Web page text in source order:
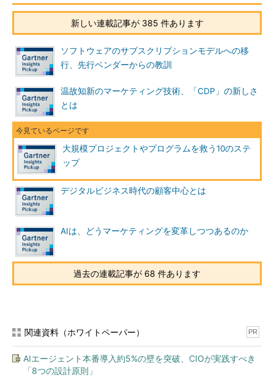
てメンテナンスされていなかった（根本原因）
ステップ5．リスクを評価する
これまで成果物の納品がなされていない場合、根本原因への対
処が行われていない恐れがある。このため、そのまま救済を試み
で新しい大きなリスクに直面する可能性もある。救済に伴うリス
クを特定し、それらを軽減する計画を立てなければならない。主
要なリスク領域には、複雑さ、技術、オペレーション、外部、組
織、スケジュール、財務などがある。
ステップ6．“戦争”に備える
主要なステークホルダーや意思決定者と集まり、行動計画を策
定するための準備を行う。準備には以下が含まれる。
議題と時間配分を明記した会議進行表を前もって作成する
出席予定者全員に意見とフィードバックを求めておく
共同作業用ワークスペースを作り、ワークショップ前の情
報共有や準備と議論の促進につなげる
議論や分析を支える事実や統計を含む資料、情報を全て用
ステップ7．主要なステークホルダーのエンゲージメントをあら
準備が全て整ったら、主要なスポンサー、ステークホルダー、
新しい連載記事が 385 件あります
ソフトウェアのサブスクリプションモデルへの移
行、先行ベンダーからの教訓
温故知新のマーケティング技術、「CDP」の新しさ
とは
大規模プロジェクトやプログラムを救う10のステ
ップ
デジタルビジネス時代の顧客中心とは
AIは、どうマーケティングを変革しつつあるのか
過去の連載記事が 68 件あります
関連資料（ホワイトペーパー） PR
AIエージェント本番導入約5%の壁を突破、CIOが実践すべき
「8つの設計原則」